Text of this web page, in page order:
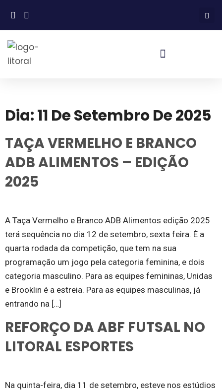
Dia:11 De Setembro De 2025
TAÇA VERMELHO E BRANCO
ADB ALIMENTOS – EDIÇÃO
2025
A Taça Vermelho e Branco ADB Alimentos edição 2025
terá sequência no dia 12 de setembro, sexta feira. É a
quarta rodada da competição, que tem na sua
programação um jogo pela categoria feminina, e dois
categoria masculino. Para as equipes femininas, Unidas
e Brooklin é a estreia. Para as equipes masculinas, já
entrando na […]
REFORÇO DA ABF FUTSAL NO
LITORAL ESPORTES
Na quinta-feira, dia 11 de setembro, esteve nos estúdios